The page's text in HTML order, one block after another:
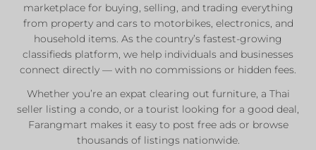
Private Sellers
Real Estate Agents
Sale & Rent
List Now
marketplace for buying, selling, and trading everything
from property and cars to motorbikes, electronics, and
household items. As the country’s fastest-growing
classifieds platform, we help individuals and businesses
connect directly — with no commissions or hidden fees.
Whether you’re an expat clearing out furniture, a Thai
seller listing a condo, or a tourist looking for a good deal,
Farangmart makes it easy to post free ads or browse
thousands of listings nationwide.